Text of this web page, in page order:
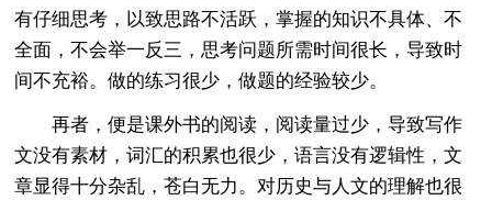
有仔细思考，以致思路不活跃，掌握的知识不具体、不
全面，不会举一反三，思考问题所需时间很长，导致时
间不充裕。做的练习很少，做题的经验较少。
再者，便是课外书的阅读，阅读量过少，导致写作
文没有素材，词汇的积累也很少，语言没有逻辑性，文
章显得十分杂乱，苍白无力。对历史与人文的理解也很